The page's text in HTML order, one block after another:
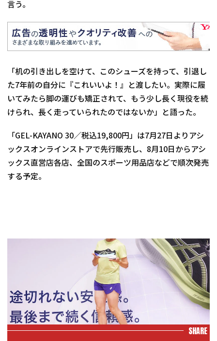
言う。
「机の引き出しを空けて、このシューズを持って、引退し
た7年前の自分に『これいいよ！』と渡したい。実際に履
いてみたら脚の運びも矯正されて、もう少し長く現役を続
けられ、長く走っていられたのではないか」と語った。
「GEL-KAYANO 30／税込19,800円」は7月27日よりアシ
ックスオンラインストアで先行販売し、8月10日からアシ
ックス直営店各店、全国のスポーツ用品店などで順次発売
する予定。
SHARE